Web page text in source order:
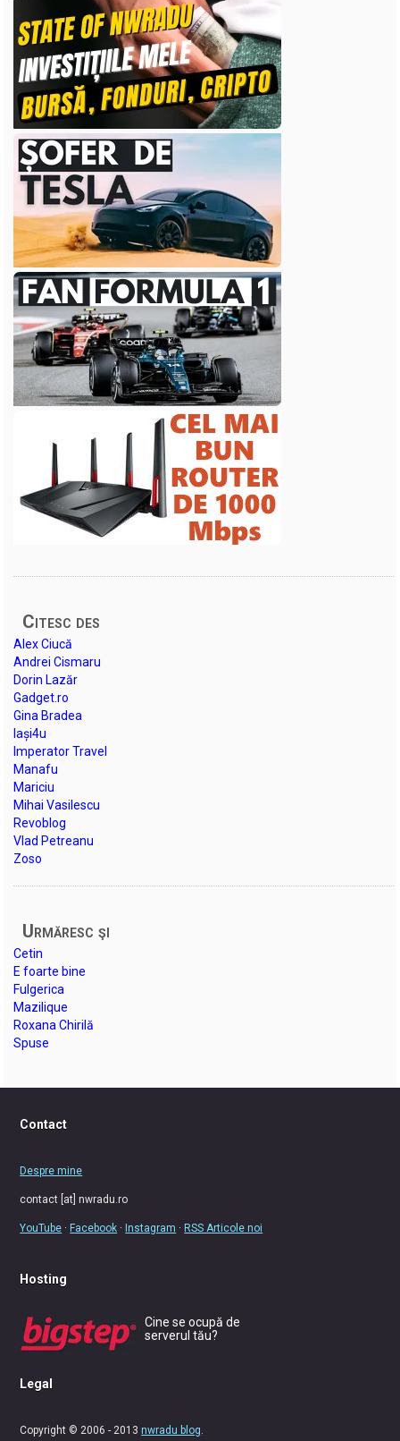
Citesc des
Alex Ciucă
Andrei Cismaru
Dorin Lazăr
Gadget.ro
Gina Bradea
Iași4u
Imperator Travel
Manafu
Mariciu
Mihai Vasilescu
Revoblog
Vlad Petreanu
Zoso
Urmăresc şi
Cetin
E foarte bine
Fulgerica
Mazilique
Roxana Chirilă
Spuse
Contact
Despre mine
contact [at] nwradu.ro
YouTube ·Facebook ·Instagram ·RSS Articole noi
Hosting
Cine se ocupă de
serverul tău?
Legal
Copyright © 2006 - 2013nwradu blog